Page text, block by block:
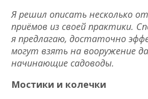
Я решил описать несколько
приёмов из своей практики.
я предлагаю, достаточно
могут взять на вооружение
начинающие садоводы.
Мостики и колечки